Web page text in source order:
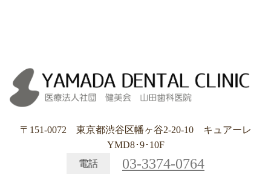
〒151-0072 東京都渋谷区幡ヶ谷2-20-10 キュアーレ
YMD8･9･10F
電話
03-3374-0764